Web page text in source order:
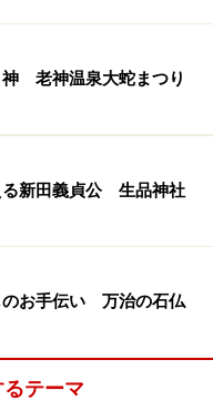
年には修復が終わ
思議なお堂が有名で、
の開祖、役行者が神
るため、「投げ入れ
物を世界遺産に推そ
神 老神温泉大蛇まつり
る新田義貞公 生品神社
のお手伝い 万治の石仏
テーマ